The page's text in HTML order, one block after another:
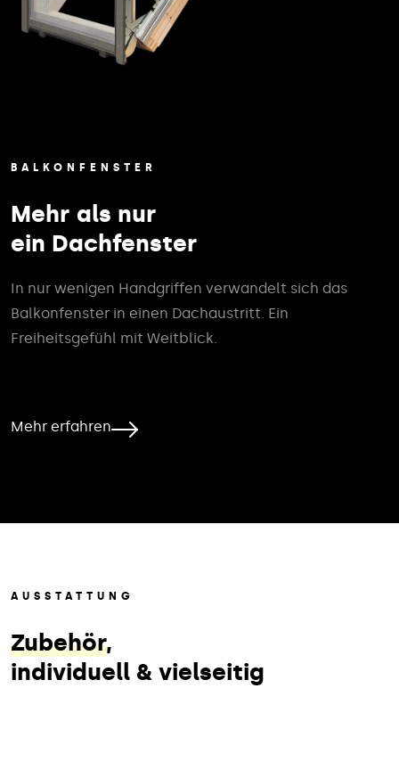
BALKONFENSTER
Mehr als nur
ein Dachfenster
In nur wenigen Handgriffen verwandelt sich das
Balkonfenster in einen Dachaustritt. Ein
Freiheitsgefühl mit Weitblick.
Mehr erfahren
AUSSTATTUNG
Zubehör,
individuell & vielseitig